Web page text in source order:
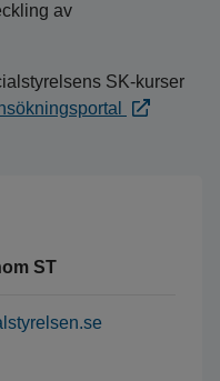
av
SK-kurser
ST